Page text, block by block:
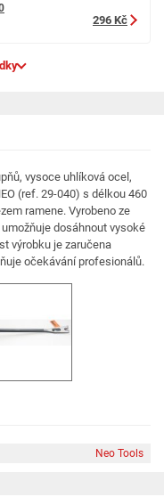
296 Kč
vysoce uhlíková ocel,
(ref. 29-040) s délkou 460
ramene. Vyrobeno ze
dosáhnout vysoké
výrobku je zaručena
očekávání profesionálů.
Neo Tools